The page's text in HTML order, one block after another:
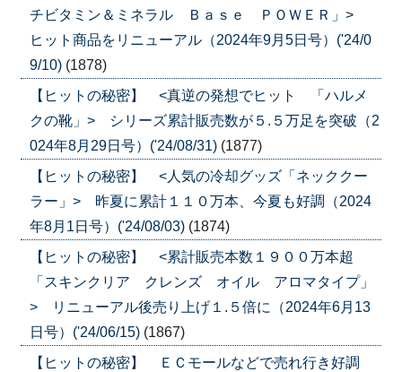
チビタミン＆ミネラル Ｂａｓｅ ＰＯＷＥＲ」>
ヒット商品をリニューアル（2024年9月5日号）('24/0
9/10) (1878)
【ヒットの秘密】 <真逆の発想でヒット 「ハルメ
クの靴」> シリーズ累計販売数が５.５万足を突破（2
024年8月29日号）('24/08/31) (1877)
【ヒットの秘密】 <人気の冷却グッズ「ネッククー
ラー」> 昨夏に累計１１０万本、今夏も好調（2024
年8月1日号）('24/08/03) (1874)
【ヒットの秘密】 <累計販売本数１９００万本超
「スキンクリア クレンズ オイル アロマタイプ」
> リニューアル後売り上げ１.５倍に（2024年6月13
日号）('24/06/15) (1867)
【ヒットの秘密】 ＥＣモールなどで売れ行き好調